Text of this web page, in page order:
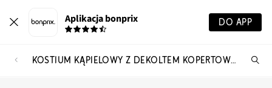
Aplikacja bonprix DO APP
KOSTIUM KĄPIELOWY Z DEKOLTEM KOPERTOWYM